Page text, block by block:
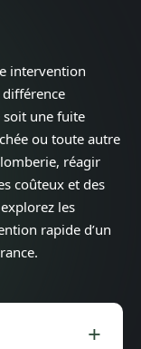
intervention
soit une fuite
ou toute autre
réagir
coûteux et des
les
rapide d’un